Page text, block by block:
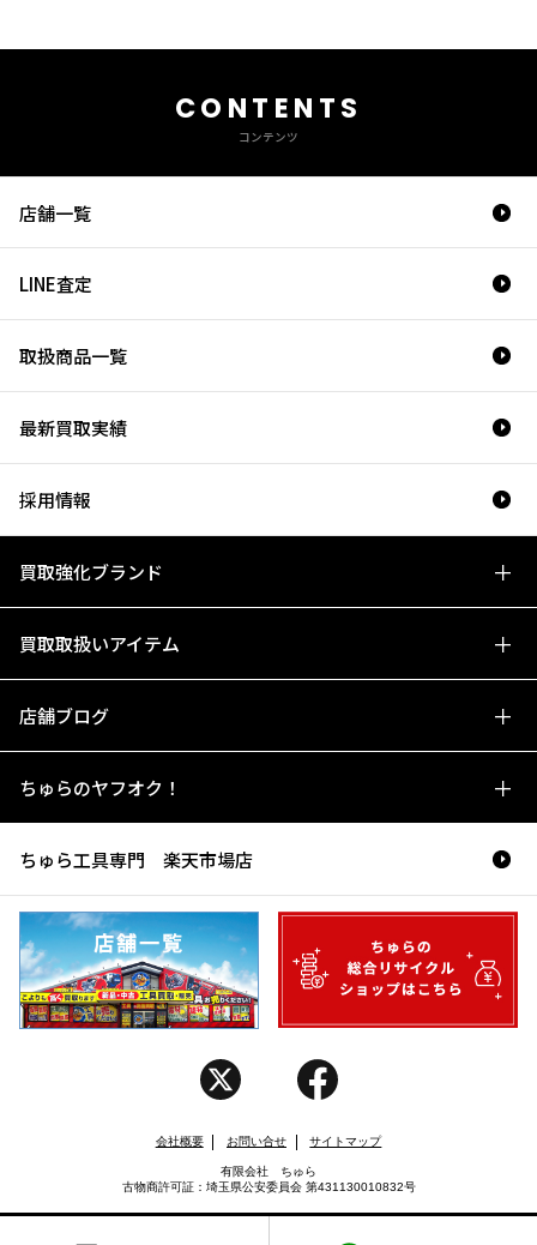
CONTENTS
コンテンツ
店舗一覧
LINE査定
取扱商品一覧
最新買取実績
採用情報
買取強化ブランド
買取取扱いアイテム
店舗ブログ
ちゅらのヤフオク！
ちゅら工具専門 楽天市場店
会社概要 お問い合せ サイトマップ
有限会社 ちゅら
古物商許可証：埼玉県公安委員会 第431130010832号